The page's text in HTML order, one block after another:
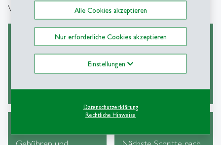
Alle Cookies akzeptieren
Nur erforderliche Cookies akzeptieren
Einstellungen
Datenschutzerklärung
Rechtliche Hinweise
Weiterführende Links
Informationen zum
Institute und
Forschungsstellen